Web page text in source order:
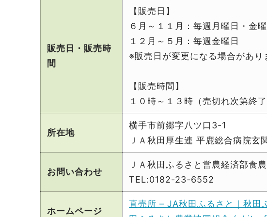
販売日・販売時
間
【販売日】
６月～１１月：毎週月曜日・金
１２月～５月：毎週金曜日
※販売日が変更になる場合があり
【販売時間】
１０時～１３時（売切れ次第終了
所在地
横手市前郷字八ツ口3-1
ＪＡ秋田厚生連 平鹿総合病院玄
お問い合わせ
ＪＡ秋田ふるさと営農経済部食
TEL:0182-23-6552
ホームページ
直売所 – JA秋田ふるさと｜秋田